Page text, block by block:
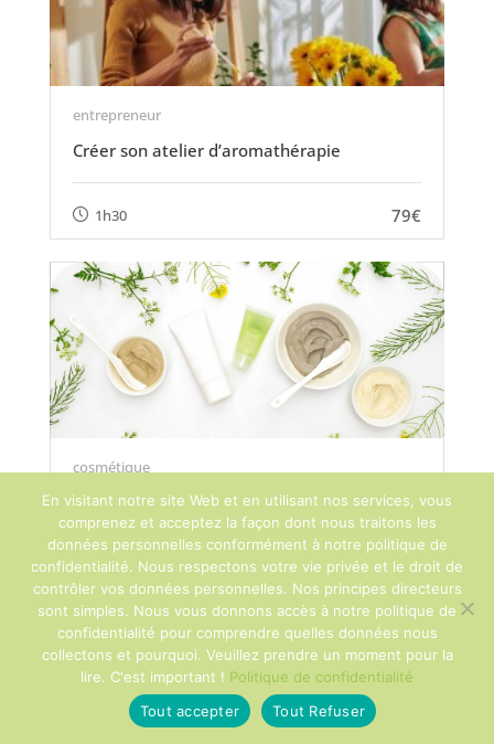
entrepreneur
Créer son atelier d’aromathérapie
1h30 79€
cosmétique
Formation cosmétiques naturels
25h 900€
En visitant notre site Web et en utilisant nos services, vous
comprenez et acceptez la façon dont nous traitons les
données personnelles conformément à notre politique de
confidentialité. Nous respectons votre vie privée et le droit de
contrôler vos données personnelles. Nos principes directeurs
sont simples. Nous vous donnons accès à notre politique de
confidentialité pour comprendre quelles données nous
collectons et pourquoi. Veuillez prendre un moment pour la
lire. C'est important ! Politique de confidentialité
Tout accepter
Tout Refuser